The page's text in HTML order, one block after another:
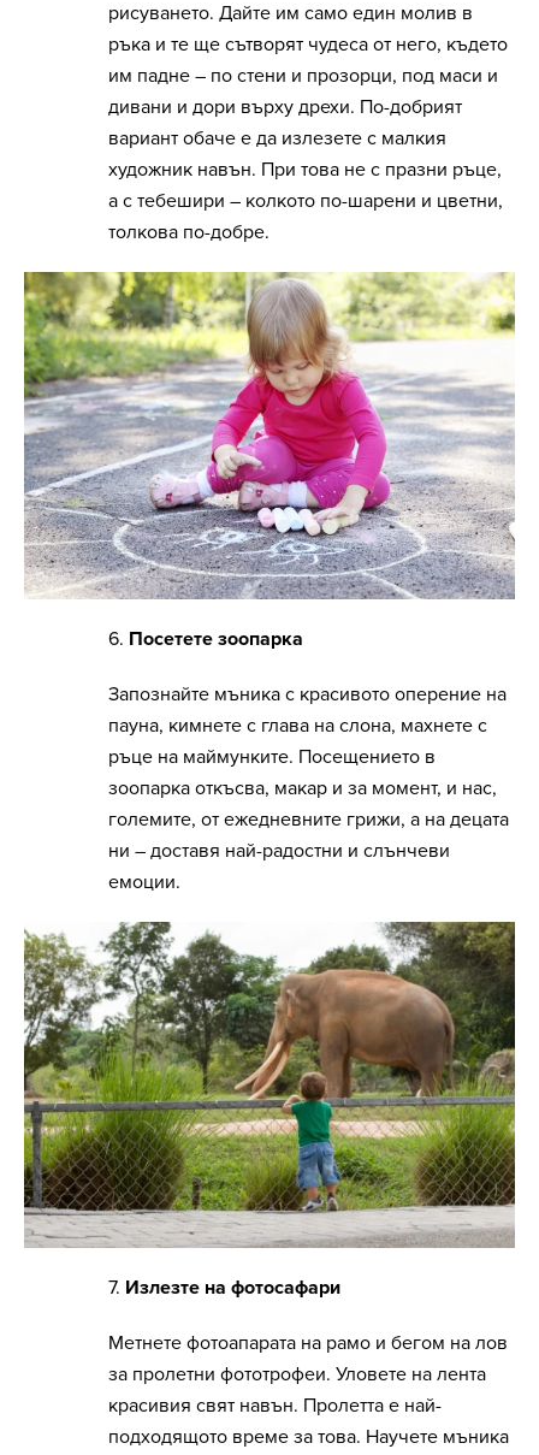
рисуването. Дайте им само един молив в
ръка и те ще сътворят чудеса от него, където
им падне – по стени и прозорци, под маси и
дивани и дори върху дрехи. По-добрият
вариант обаче е да излезете с малкия
художник навън. При това не с празни ръце,
а с тебешири – колкото по-шарени и цветни,
толкова по-добре.
6. Посетете зоопарка
Запознайте мъника с красивото оперение на
пауна, кимнете с глава на слона, махнете с
ръце на маймунките. Посещението в
зоопарка откъсва, макар и за момент, и нас,
големите, от ежедневните грижи, а на децата
ни – доставя най-радостни и слънчеви
емоции.
7. Излезте на фотосафари
Метнете фотоапарата на рамо и бегом на лов
за пролетни фототрофеи. Уловете на лента
красивия свят навън. Пролетта е най-
подходящото време за това. Научете мъника